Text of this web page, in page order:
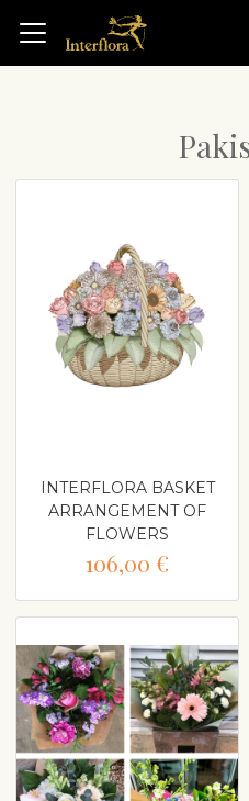
INTERFLORA BASKET
ARRANGEMENT OF
FLOWERS
106,00 €